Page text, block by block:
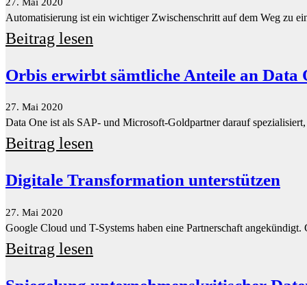
27. Mai 2020
Data One ist als SAP- und Microsoft-Goldpartner darauf
Beitrag lesen
Digitale Transformation unterstützen
27. Mai 2020
Beitrag lesen
Spiegelung unternehmenskritischer
25. Mai 2020
Als Managed Service Provider muss Würth IT ihren Kunden auch
eine Lösung on-premises entschieden.
Beitrag lesen